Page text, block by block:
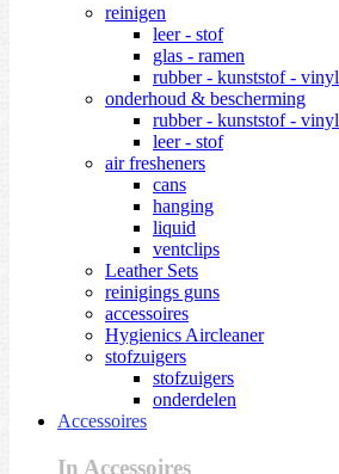
reinigen
leer - stof
glas - ramen
rubber - kunststof - vinyl
onderhoud & bescherming
rubber - kunststof - vinyl
leer - stof
air fresheners
cans
hanging
liquid
ventclips
Leather Sets
reinigings guns
accessoires
Hygienics Aircleaner
stofzuigers
stofzuigers
onderdelen
Accessoires
In Accessoires